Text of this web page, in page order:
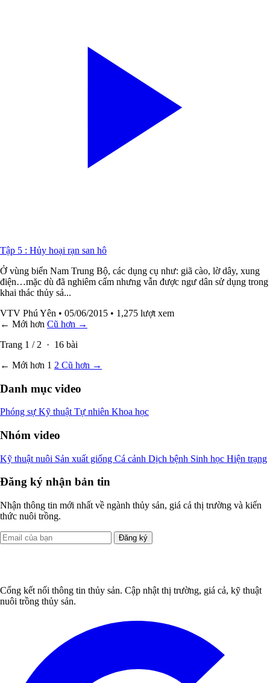
Tập 5 : Hủy hoại rạn san hô
Ở vùng biển Nam Trung Bộ, các dụng cụ như: giã cào, lờ dây, xung
điện…mặc dù đã nghiêm cấm nhưng vẫn được ngư dân sử dụng trong
khai thác thủy sả...
VTV Phú Yên • 05/06/2015 • 1,275 lượt xem
← Mới hơn Cũ hơn →
Trang 1 / 2 · 16 bài
← Mới hơn 1 2 Cũ hơn →
Danh mục video
Phóng sự Kỹ thuật Tự nhiên Khoa học
Nhóm video
Kỹ thuật nuôi Sản xuất giống Cá cảnh Dịch bệnh Sinh học Hiện trạng
Đăng ký nhận bản tin
Nhận thông tin mới nhất về ngành thủy sản, giá cả thị trường và kiến
thức nuôi trồng.
Đăng ký
Cổng kết nối thông tin thủy sản. Cập nhật thị trường, giá cả, kỹ thuật
nuôi trồng thủy sản.